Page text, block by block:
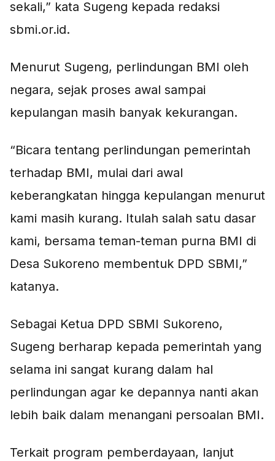
sekali,” kata Sugeng kepada redaksi
sbmi.or.id.
Menurut Sugeng, perlindungan BMI oleh
negara, sejak proses awal sampai
kepulangan masih banyak kekurangan.
“Bicara tentang perlindungan pemerintah
terhadap BMI, mulai dari awal
keberangkatan hingga kepulangan menurut
kami masih kurang. Itulah salah satu dasar
kami, bersama teman-teman purna BMI di
Desa Sukoreno membentuk DPD SBMI,”
katanya.
Sebagai Ketua DPD SBMI Sukoreno,
Sugeng berharap kepada pemerintah yang
selama ini sangat kurang dalam hal
perlindungan agar ke depannya nanti akan
lebih baik dalam menangani persoalan BMI.
Terkait program pemberdayaan, lanjut